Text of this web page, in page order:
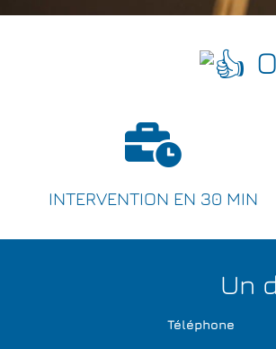
INTERVENTION EN 30 MIN
Un
Téléphone